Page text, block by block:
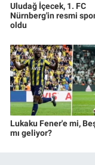
Uludağ İçecek, 1. FC
Nürnberg'in resmi
oldu
Lukaku Fener'e mi,
mı geliyor?